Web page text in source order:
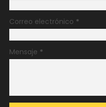
Correo electrónico *
Mensaje *